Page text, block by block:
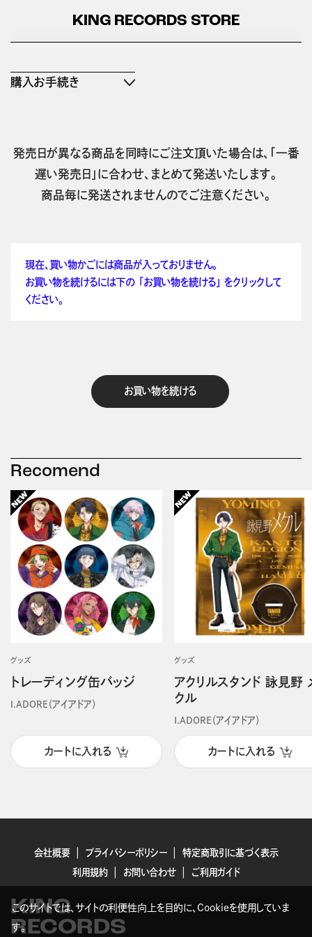
KING RECORDS STORE
購入お手続き
発売日が異なる商品を同時にご注文頂いた場合は、「一番
遅い発売日」に合わせ、まとめて発送いたします。
商品毎に発送されませんのでご注意ください。
現在、買い物かごには商品が入っておりません。
お買い物を続けるには下の 「お買い物を続ける」 をクリックして
ください。
お買い物を続ける
Recomend
グッズ
トレーディング缶バッジ
I.ADORE（アイアドア）
カートに入れる
グッズ
アクリルスタンド 詠見野
クル
I.ADORE（アイアドア）
カートに入れる
会社概要 プライバシーポリシー
特定商取引に基づく表示
利用規約
お問い合わせ ご利用ガイド
KING
RECORDS
このサイトでは、サイトの利便性向上を目的に、Cookieを使用していま
す。